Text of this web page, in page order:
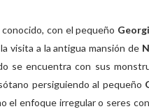
con el pequeño
visita a la antigua mansión de
se encuentra con sus
persiguiendo al pequeño
el enfoque irregular o seres